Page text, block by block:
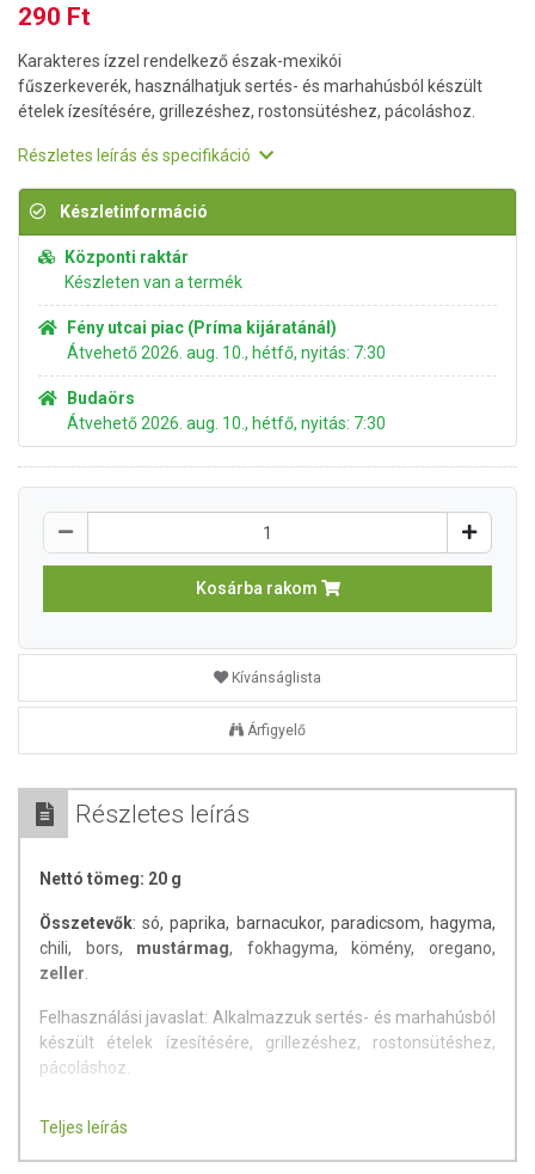
290 Ft
Karakteres ízzel rendelkező észak-mexikói
fűszerkeverék, használhatjuk sertés- és marhahúsból készült
ételek ízesítésére, grillezéshez, rostonsütéshez, pácoláshoz.
Részletes leírás és specifikáció
Készletinformáció
Központi raktár
Készleten van a termék
Fény utcai piac (Príma kijáratánál)
Átvehető 2026. aug. 10., hétfő, nyitás: 7:30
Budaörs
Átvehető 2026. aug. 10., hétfő, nyitás: 7:30
Kosárba rakom
Kívánságlista
Árfigyelő
Részletes leírás
Nettó tömeg: 20 g
Összetevők: só, paprika, barnacukor, paradicsom, hagyma,
chili, bors, mustármag, fokhagyma, kömény, oregano,
zeller
Felhasználási javaslat: Alkalmazzuk sertés- és marhahúsból
készült ételek ízesítésére, grillezéshez, rostonsütéshez,
pácoláshoz.
Gyártja és forgalmazza:ÍZTÁR-Fűszermanufaktúra Kft.
Teljes leírás